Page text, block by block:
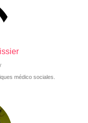
médico sociales.